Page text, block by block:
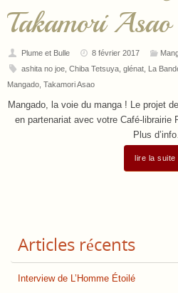
Takamori Asao
Plume et Bulle 8 février 2017
ashita no joe, Chiba Tetsuya, glénat, La
Mangado Takamori Asao
Mangado, la voie du manga ! Le projet
en partenariat avec votre Café-librairie
Plus
lire la suite
Articles récents
Interview de L’Homme Étoilé